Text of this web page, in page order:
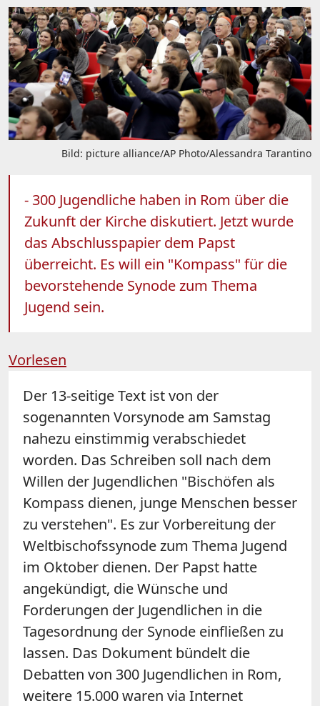
Bild: picture alliance/AP Photo/Alessandra Tarantino
- 300 Jugendliche haben in Rom über die
Zukunft der Kirche diskutiert. Jetzt wurde
das Abschlusspapier dem Papst
überreicht. Es will ein "Kompass" für die
bevorstehende Synode zum Thema
Jugend sein.
Vorlesen
Der 13-seitige Text ist von der
sogenannten Vorsynode am Samstag
nahezu einstimmig verabschiedet
worden. Das Schreiben soll nach dem
Willen der Jugendlichen "Bischöfen als
Kompass dienen, junge Menschen besser
zu verstehen". Es zur Vorbereitung der
Weltbischofssynode zum Thema Jugend
im Oktober dienen. Der Papst hatte
angekündigt, die Wünsche und
Forderungen der Jugendlichen in die
Tagesordnung der Synode einfließen zu
lassen. Das Dokument bündelt die
Debatten von 300 Jugendlichen in Rom,
weitere 15.000 waren via Internet